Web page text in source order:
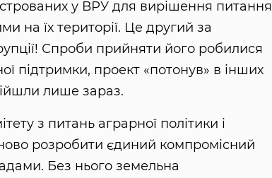
у ВРУ для вирішення питання
на їх території. Це другий за
Спроби прийняти його робилися
підтримки, проект «потонув» в інших
лише зараз.
з питань аграрної політики і
розробити єдиний компромісний
Без нього земельна